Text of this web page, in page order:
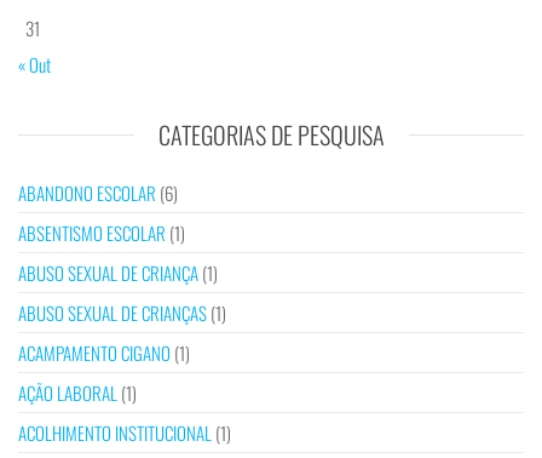
31
« Out
CATEGORIAS DE PESQUISA
ABANDONO ESCOLAR (6)
ABSENTISMO ESCOLAR (1)
ABUSO SEXUAL DE CRIANÇA(1)
ABUSO SEXUAL DE CRIANÇAS(1)
ACAMPAMENTO CIGANO (1)
AÇÃO LABORAL (1)
ACOLHIMENTO INSTITUCIONAL (1)